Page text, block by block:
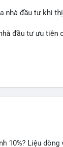
nhà đầu tư khi
đầu tư ưu tiên
10%? Liệu